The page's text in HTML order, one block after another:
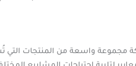
مجموعة واسعة من المنتجات